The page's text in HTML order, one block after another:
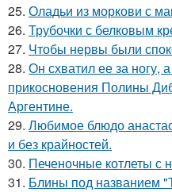
25. Оладьи из моркови с
26. Трубочки с белковым
27. Чтобы нервы были
28. Он схватил ее за ногу,
прикосновения Полины
Аргентине.
29. Любимое блюдо
и без крайностей.
30. Печеночные котлеты с
31. Блины под названием